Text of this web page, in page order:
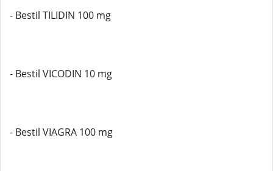
- Bestil TILIDIN 100 mg
- Bestil VICODIN 10 mg
- Bestil VIAGRA 100 mg